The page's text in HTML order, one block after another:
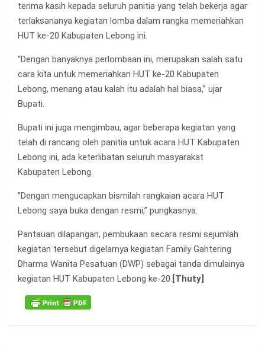
terima kasih kepada seluruh panitia yang telah bekerja agar
terlaksananya kegiatan lomba dalam rangka memeriahkan
HUT ke-20 Kabupaten Lebong ini.
“Dengan banyaknya perlombaan ini, merupakan salah satu
cara kita untuk memeriahkan HUT ke-20 Kabupaten
Lebong, menang atau kalah itu adalah hal biasa,” ujar
Bupati.
Bupati ini juga mengimbau, agar beberapa kegiatan yang
telah di rancang oleh panitia untuk acara HUT Kabupaten
Lebong ini, ada keterlibatan seluruh masyarakat
Kabupaten Lebong.
”Dengan mengucapkan bismilah rangkaian acara HUT
Lebong saya buka dengan resmi,” pungkasnya.
Pantauan dilapangan, pembukaan secara resmi sejumlah
kegiatan tersebut digelarnya kegiatan Family Gahtering
Dharma Wanita Pesatuan (DWP) sebagai tanda dimulainya
kegiatan HUT Kabupaten Lebong ke-20. [Thuty]